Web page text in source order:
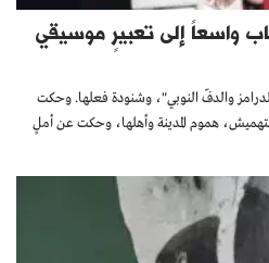
واسعاً إلى تعبيرٍ موسيقي
والدفّ النوبي"، وشنودة فعلها. وحكت
هموم المدينة وأهلها، وحكت عن أملٍ